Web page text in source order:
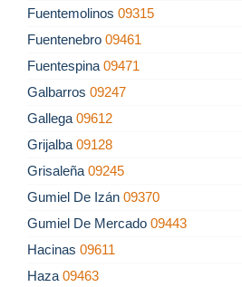
Fuentemolinos 09315
Fuentenebro 09461
Fuentespina 09471
Galbarros 09247
Gallega 09612
Grijalba 09128
Grisaleña 09245
Gumiel De Izán 09370
Gumiel De Mercado 09443
Hacinas 09611
Haza 09463